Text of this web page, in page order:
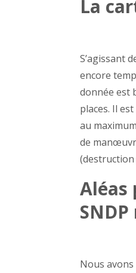
La
S’agissant
encore
donnée est
places. Il
au
de
Aléas
Nous